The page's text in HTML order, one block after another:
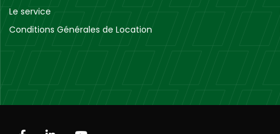
Le service
Conditions Générales de Location